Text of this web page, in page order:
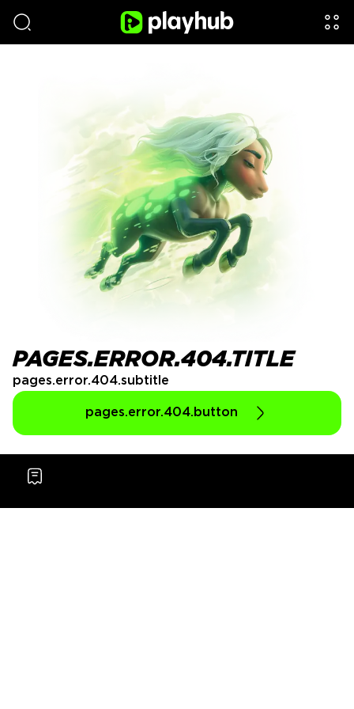
PAGES.ERROR.404.TITLE
pages.error.404.subtitle
pages.error.404.button